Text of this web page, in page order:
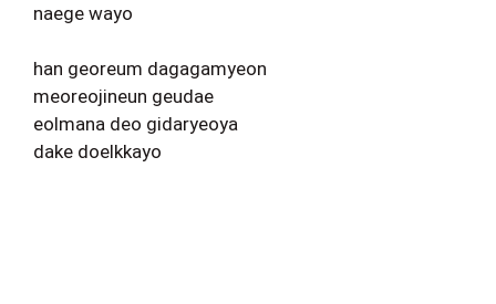
naege wayo
han georeum dagagamyeon
meoreojineun geudae
eolmana deo gidaryeoya
dake doelkkayo